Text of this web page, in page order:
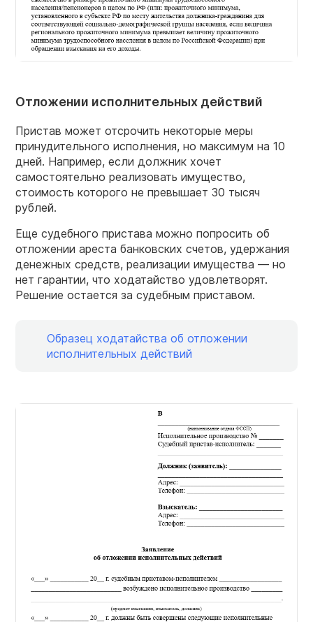
Отложении исполнительных действий
Пристав может отсрочить некоторые меры
принудительного исполнения, но максимум на 10
дней. Например, если должник хочет
самостоятельно реализовать имущество,
стоимость которого не превышает 30 тысяч
рублей.
Еще судебного пристава можно попросить об
отложении ареста банковских счетов, удержания
денежных средств, реализации имущества — но
нет гарантии, что ходатайство удовлетворят.
Решение остается за судебным приставом.
Образец ходатайства об отложении
исполнительных действий